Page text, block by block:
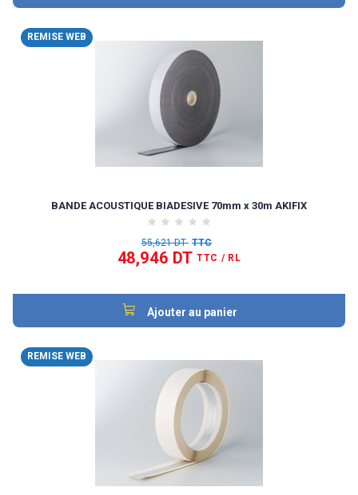
REMISE WEB
BANDE ACOUSTIQUE BIADESIVE 70mm x 30m AKIFIX
55,621 DT TTC
48,946 DT TTC / RL
Ajouter au panier
REMISE WEB